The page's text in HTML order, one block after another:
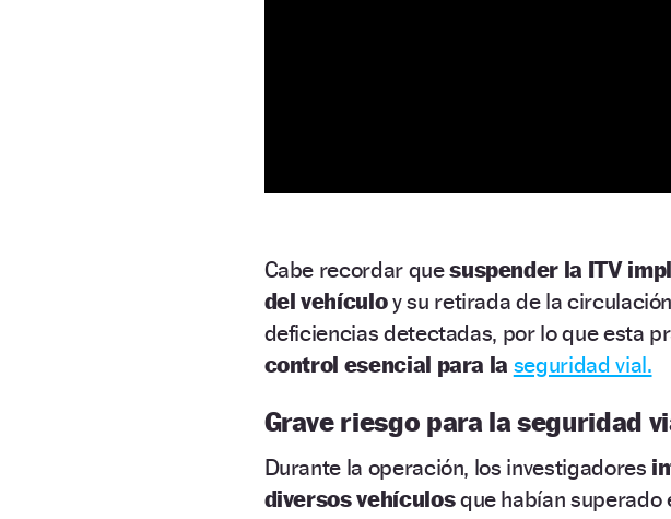
Cabe recordar quesuspender la ITV
del vehículoy su retirada de la
deficiencias detectadas, por lo que esta
control esencial para la seguridad vial.
Grave riesgo para la seguridad
Durante la operación, los investigadores
diversos vehículosque habían superado